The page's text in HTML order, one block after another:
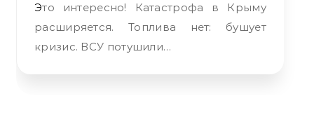
Это интересно! Катастрофа в Крыму
расширяется. Топлива нет: бушует
кризис. ВСУ потушили…